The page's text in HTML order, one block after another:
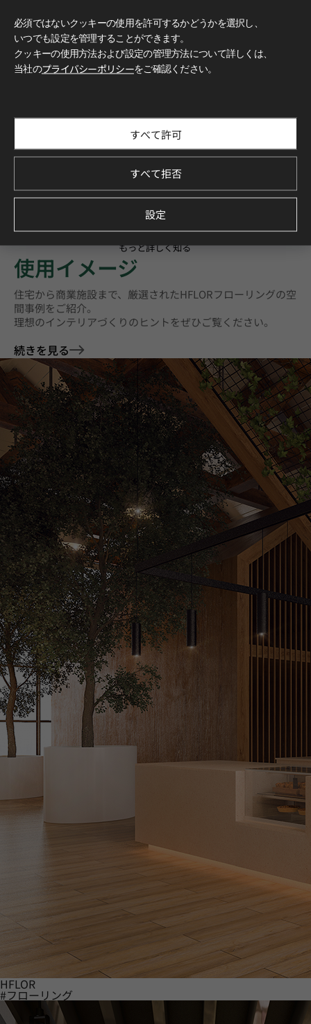
もっと詳しく知る
使用イメージ
住宅から商業施設まで、厳選されたHFLORフローリングの空
間事例をご紹介。
理想のインテリアづくりのヒントをぜひご覧ください。
続きを見る
HFLOR
#フローリング
必須ではないクッキーの使用を許可するかどうかを選択し、
いつでも設定を管理することができます。
クッキーの使用方法および設定の管理方法について詳しくは、
当社のプライバシーポリシーをご確認ください。
すべて許可
すべて拒否
設定